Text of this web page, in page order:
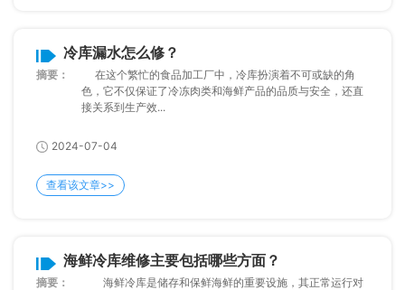
冷库漏水怎么修？
摘要：
在这个繁忙的食品加工厂中，冷库扮演着不可或缺的角
色，它不仅保证了冷冻肉类和海鲜产品的品质与安全，还直
接关系到生产效...
2024-07-04
查看该文章>>
海鲜冷库维修主要包括哪些方面？
摘要：
海鲜冷库是储存和保鲜海鲜的重要设施，其正常运行对